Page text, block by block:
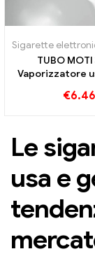
TUBO
Vaporizzatore
€6.46
Le
usa e